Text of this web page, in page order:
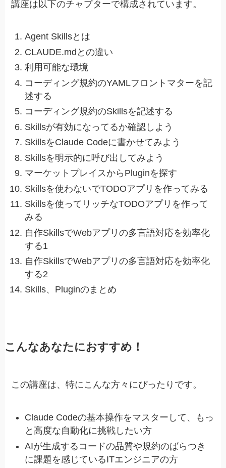
講座は以下のチャプターで構成されています。
Agent Skillsとは
CLAUDE.mdとの違い
利用可能な環境
コーディング規約のYAMLフロントマターを記
述する
コーディング規約のSkillsを記述する
Skillsが有効になってるか確認しよう
SkillsをClaude Codeに書かせてみよう
Skillsを明示的に呼び出してみよう
マーケットプレイスからPluginを探す
Skillsを使わないでTODOアプリを作ってみる
Skillsを使ってリッチなTODOアプリを作って
みる
自作SkillsでWebアプリの多言語対応を効率化
する1
自作SkillsでWebアプリの多言語対応を効率化
する2
Skills、Pluginのまとめ
こんなあなたにおすすめ！
この講座は、特にこんな方々にぴったりです。
Claude Codeの基本操作をマスターして、もっ
と高度な自動化に挑戦したい方
AIが生成するコードの品質や規約のばらつき
に課題を感じているITエンジニアの方